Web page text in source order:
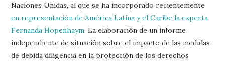
Naciones Unidas, al que se ha incorporado recientemente
en representación de América Latina y el Caribe la experta
Fernanda Hopenhaym. La elaboración de un informe
independiente de situación sobre el impacto de las medidas
de debida diligencia en la protección de los derechos